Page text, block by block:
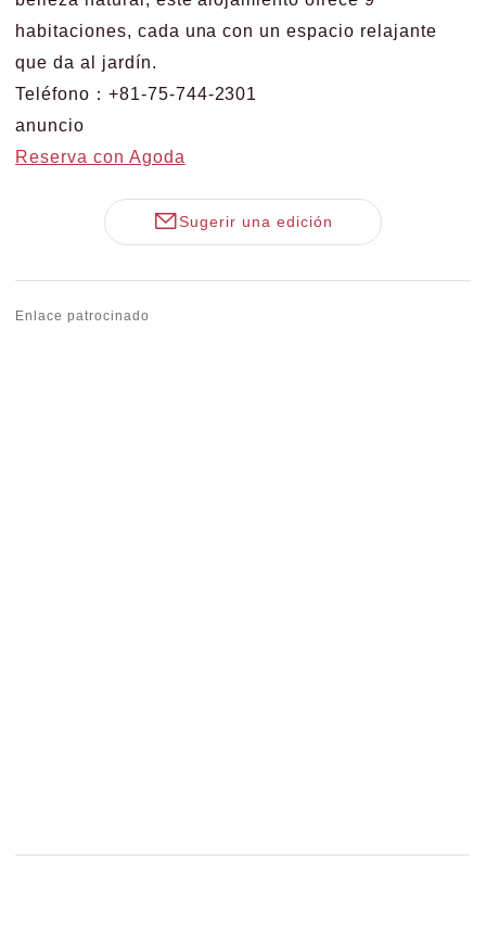
habitaciones, cada una con un espacio relajante
que da al jardín.
Teléfono：+81-75-744-2301
anuncio
Reserva con Agoda
Sugerir una edición
Enlace patrocinado